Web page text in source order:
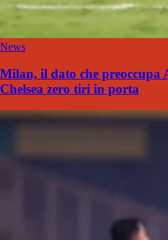
News
Milan, il dato che preoccupa
Chelsea zero tiri in porta